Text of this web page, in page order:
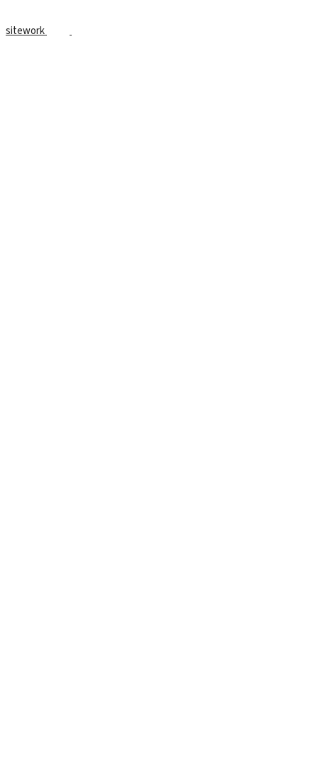
sitework